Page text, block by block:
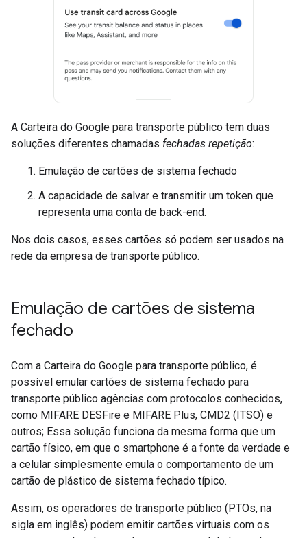
A Carteira do Google para transporte público tem duas
soluções diferentes chamadas fechadas repetição:
Emulação de cartões de sistema fechado
A capacidade de salvar e transmitir um token que
representa uma conta de back-end.
Nos dois casos, esses cartões só podem ser usados na
rede da empresa de transporte público.
Emulação de cartões de sistema
fechado
Com a Carteira do Google para transporte público, é
possível emular cartões de sistema fechado para
transporte público agências com protocolos conhecidos,
como MIFARE DESFire e MIFARE Plus, CMD2 (ITSO) e
outros; Essa solução funciona da mesma forma que um
cartão físico, em que o smartphone é a fonte da verdade e
a celular simplesmente emula o comportamento de um
cartão de plástico de sistema fechado típico.
Assim, os operadores de transporte público (PTOs, na
sigla em inglês) podem emitir cartões virtuais com os